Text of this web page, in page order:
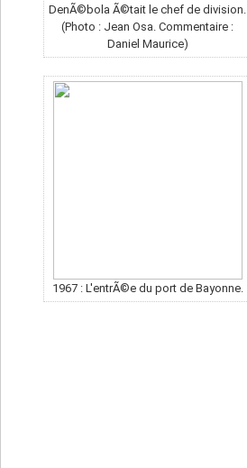
DenÃ©bola Ã©tait le chef de division.
(Photo : Jean Osa. Commentaire :
Daniel Maurice)
1967 : L'entrÃ©e du port de Bayonne.